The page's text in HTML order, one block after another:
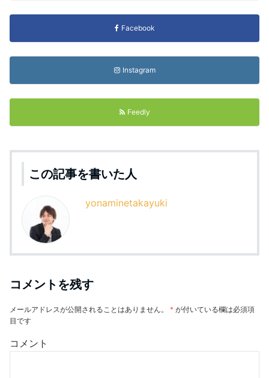
Facebook
Instagram
Feedly
この記事を書いた人
yonaminetakayuki
コメントを残す
メールアドレスが公開されることはありません。 * が付いている欄は必須項
目です
コメント